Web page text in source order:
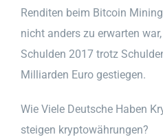
Renditen beim Bitcoin
nicht anders zu erwarten
Schulden 2017 trotz
Milliarden Euro gestiegen.
Wie Viele Deutsche Haben
steigen kryptowährungen?